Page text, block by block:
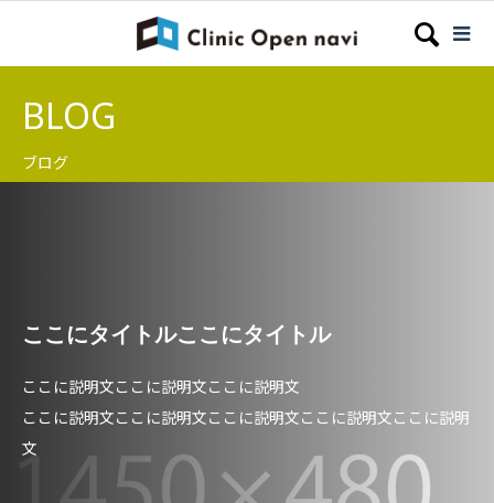
BLOG
ブログ
ここにタイトルここにタイトル
ここに説明文ここに説明文ここに説明文
ここに説明文ここに説明文ここに説明文ここに説明文ここに説明
文